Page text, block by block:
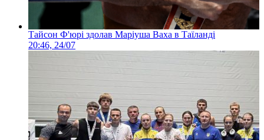
Тайсон Ф'юрі здолав Маріуша Ваха в Таїланді
20:46, 24/07